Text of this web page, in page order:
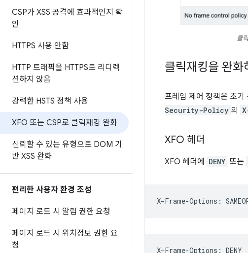
CSP가 XSS 공격에 효과적인지 확
인
HTTPS 사용 안함
HTTP 트래픽을 HTTPS로 리디렉
션하지 않음
강력한 HSTS 정책 사용
XFO 또는 CSP로 클릭재킹 완화
신뢰할 수 있는 유형으로 DOM 기
반 XSS 완화
편리한 사용자 환경 조성
페이지 로드 시 알림 권한 요청
페이지 로드 시 위치정보 권한 요
청
클
클릭재킹을 완화
프레임 제어 정책은 초기
Security-Policy 의
XFO 헤더
XFO 헤더에 DENY 또는